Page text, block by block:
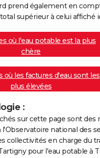
prend également en
supérieur à celui affiché
où l'eau potable est la plus
chère
où les factures d'eau sont les
plus élevées
:
sur cette page sont
national des
collectivités en charge du
pour l'eau potable à